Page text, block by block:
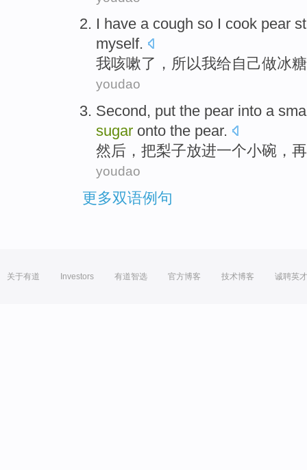
I have a cough so I cook pear
myself.
我咳嗽了， 所以我给自己做冰糖
youdao
Second, put the pear into a
sugar onto the pear.
然后 ， 把梨子放进一个小碗 ，再
youdao
更多双语例句
关于有道 Investors 有道智选 官方博客 技术博客 诚聘英才